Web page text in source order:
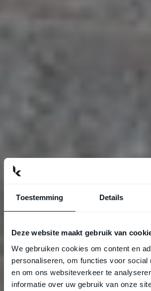
Toestemming Details
Deze website maakt gebruik van
We gebruiken cookies om content en
personaliseren, om functies voor social
en om ons websiteverkeer te
informatie over uw gebruik van onze